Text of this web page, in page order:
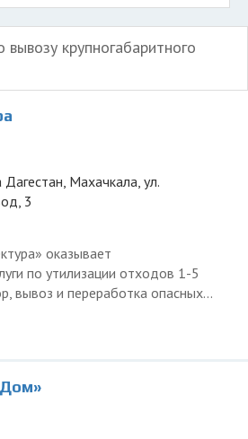
крупногабаритного
Дагестан, Махачкала, ул.
3
оказывает
по утилизации отходов 1-5
вывоз и переработка опасных...